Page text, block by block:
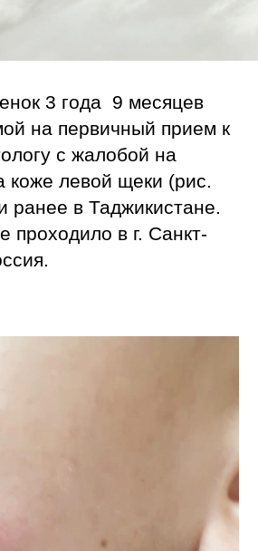
3 года 9 месяцев
на первичный прием к
с жалобой на
коже левой щеки (рис.
ранее в Таджикистане.
проходило в г. Санкт-